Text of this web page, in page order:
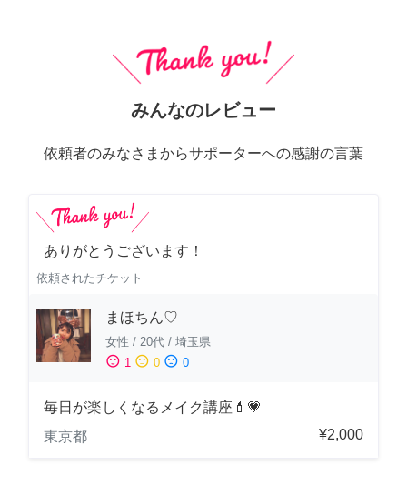
みんなのレビュー
依頼者のみなさまからサポーターへの感謝の言葉
ありがとうございます！
依頼されたチケット
まほちん♡
女性 / 20代 / 埼玉県
sentiment_satisfied 1 sentiment_neutral 0 sentiment_dissatisfied 0
毎日が楽しくなるメイク講座💄💗
東京都
¥2,000